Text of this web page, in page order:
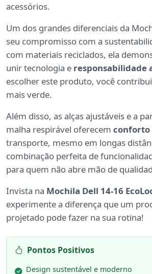
acessórios.
Um dos grandes diferenciais da
seu compromisso com a
com materiais reciclados, ela
unir tecnologia e responsabilidade
escolher este produto, você
mais verde.
Além disso, as alças ajustáveis e a
malha respirável oferecem conforto
transporte, mesmo em longas
combinação perfeita de
para quem não abre mão de
Invista na Mochila Dell 14-16
experimente a diferença que um
projetado pode fazer na sua rotina!
Pontos Positivos
Design sustentável e moderno